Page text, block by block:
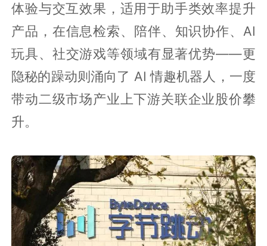
体验与交互效果，适用于助手类效率提升
产品，在信息检索、陪伴、知识协作、AI
玩具、社交游戏等领域有显著优势——更
隐秘的躁动则涌向了 AI 情趣机器人，一度
带动二级市场产业上下游关联企业股价攀
升。